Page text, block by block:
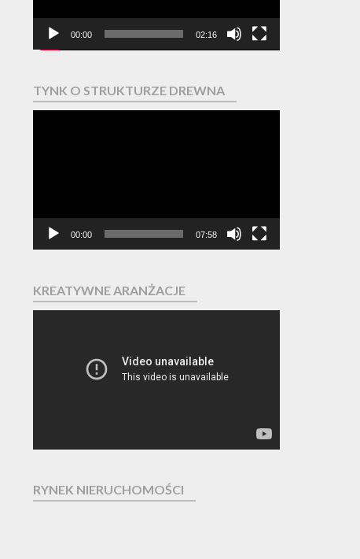
00:00 02:16
TYNK O STRUKTURZE DREWNA
00:00 07:58
KREATYWNE ARANŻACJE
RYNEK NIERUCHOMOŚCI